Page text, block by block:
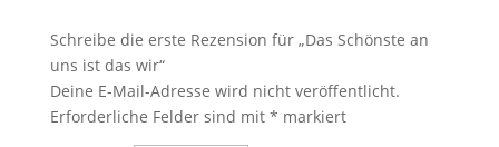
Schreibe die erste Rezension für „Das Schönste an
uns ist das wir“
Deine E-Mail-Adresse wird nicht veröffentlicht.
Erforderliche Felder sind mit * markiert